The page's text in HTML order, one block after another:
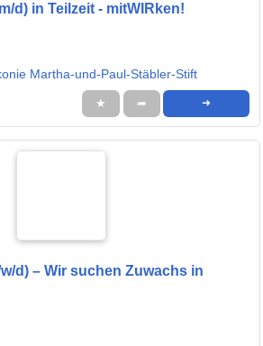
d) in Teilzeit - mitWIRken!
Martha-und-Paul-Stäbler-Stift
★ ➦ ➜
d) – Wir suchen Zuwachs in